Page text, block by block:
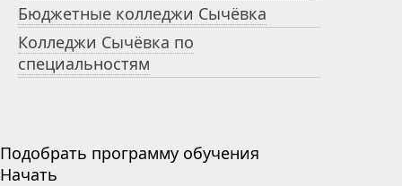
Бюджетные колледжи Сычёвка
Колледжи Сычёвка по
специальностям
Подобрать программу обучения
Начать